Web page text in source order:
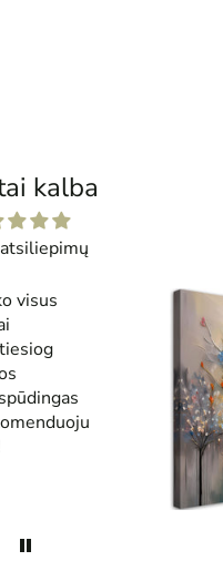
kalba
visus